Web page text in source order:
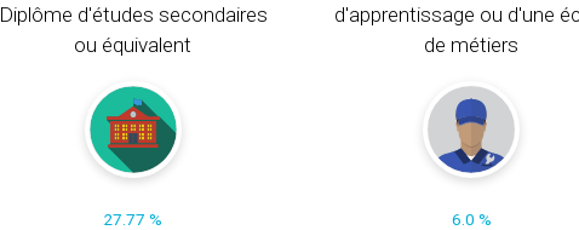
Diplôme d'études secondaires
ou équivalent
27.77 %
d'apprentissage ou d'une
de métiers
6.0 %